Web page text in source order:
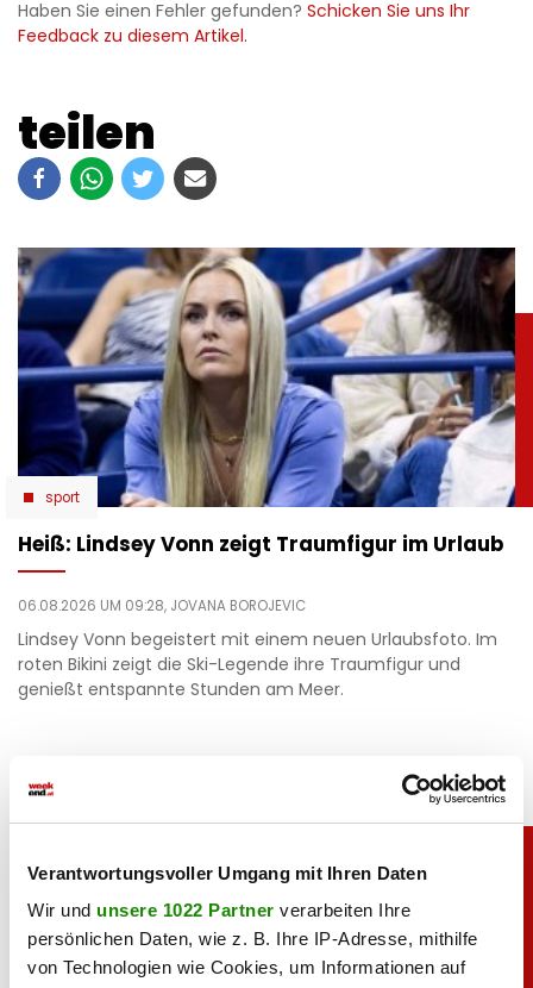
Verantwortungsvoller Umgang mit Ihren Daten
Wir und unsere 1022 Partner verarbeiten Ihre
persönlichen Daten, wie z. B. Ihre IP-Adresse, mithilfe
von Technologien wie Cookies, um Informationen auf
Haben Sie einen Fehler gefunden? Schicken Sie uns Ihr
Feedback zu diesem Artikel.
teilen
sport
Heiß: Lindsey Vonn zeigt Traumfigur im Urlaub
06.08.2026 UM 09:28, JOVANA BOROJEVIC
Lindsey Vonn begeistert mit einem neuen Urlaubsfoto. Im
roten Bikini zeigt die Ski-Legende ihre Traumfigur und
genießt entspannte Stunden am Meer.